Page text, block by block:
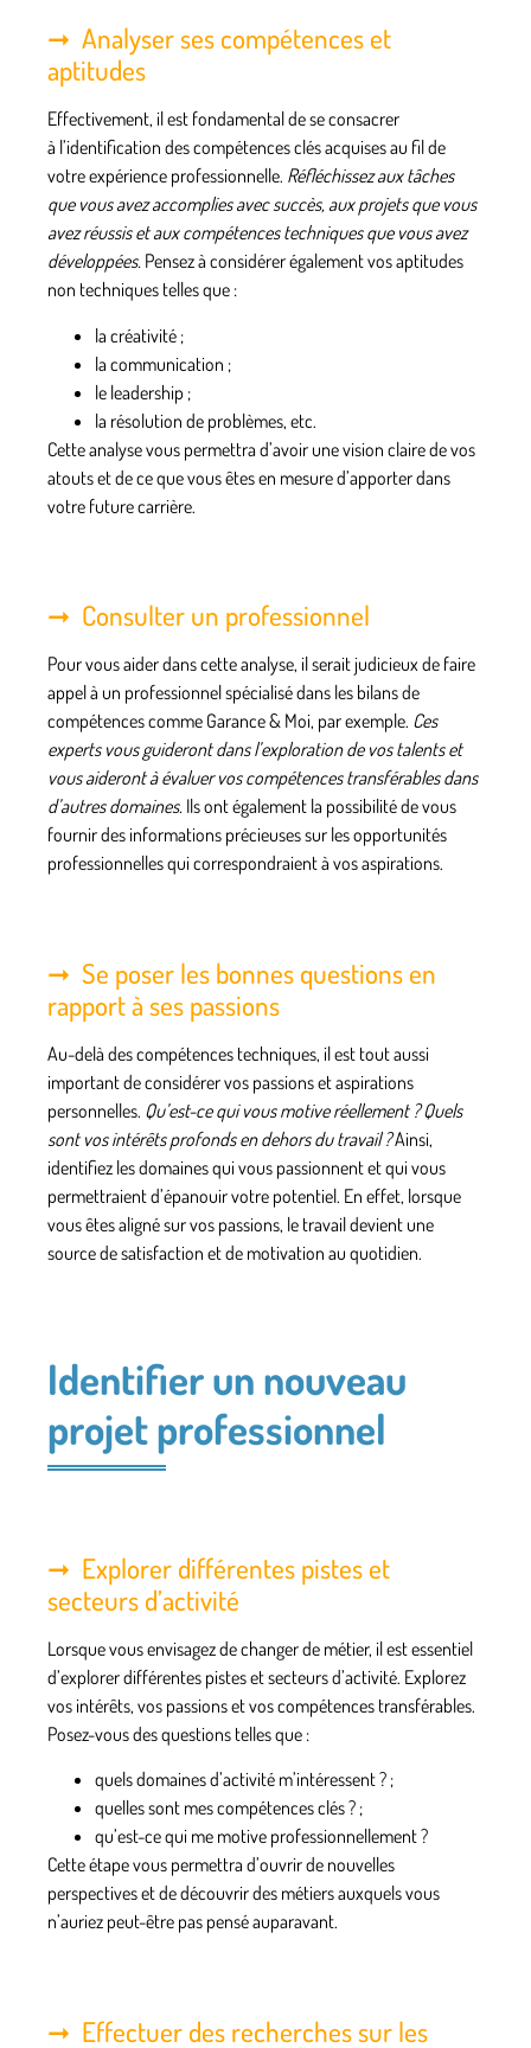
Analyser ses compétences et
aptitudes
Effectivement, il est fondamental de se consacrer
à l’identification des compétences clés acquises au fil de
votre expérience professionnelle. Réfléchissez aux tâches
que vous avez accomplies avec succès, aux projets que vous
avez réussis et aux compétences techniques que vous avez
développées. Pensez à considérer égalementvos aptitudes
non techniques telles que :
la créativité ;
la communication ;
le leadership ;
la résolution de problèmes, etc.
Cette analyse vous permettra d’avoir une vision claire de vos
atouts et de ce que vous êtes en mesure d’apporter dans
votre future carrière.
Consulter un professionnel
Pour vous aider dans cette analyse, il serait judicieux de faire
appel à un professionnel spécialisé dans les bilans de
compétencescomme Garance & Moi, par exemple. Ces
experts vous guideront dans l’exploration de vos talents et
vous aideront à évaluer vos compétences transférables dans
d’autres domaines. Ils ont également la possibilité de vous
fournir des informations précieuses sur les opportunités
professionnelles qui correspondraient à vos aspirations.
Se poser les bonnes questions en
rapport à ses passions
Au-delà des compétences techniques, il est tout aussi
important de considérer vos passions et aspirations
personnelles. Qu’est-ce qui vous motive réellement ? Quels
sont vos intérêts profonds en dehors du travail ?Ainsi,
identifiez les domaines qui vous passionnent et qui vous
permettraient d’épanouir votre potentiel. En effet, lorsque
vous êtes aligné sur vos passions, le travail devient une
source de satisfaction et de motivation au quotidien.
Identifier un nouveau
projet professionnel
Explorer différentes pistes et
secteurs d’activité
Lorsque vous envisagez de changer de métier, il est essentiel
d’explorer différentes pistes et secteurs d’activité. Explorez
vos intérêts, vos passions et vos compétences transférables.
Posez-vous des questions telles que :
quels domaines d’activité m’intéressent ? ;
quelles sont mes compétences clés ? ;
qu’est-ce qui me motive professionnellement ?
Cette étape vous permettra d’ouvrir de nouvelles
perspectives et de découvrir des métiers auxquels vous
n’auriez peut-être pas pensé auparavant.
Effectuer des recherches sur les